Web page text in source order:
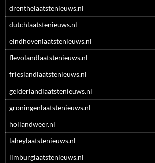
drenthelaatstenieuws.nl
dutchlaatstenieuws.nl
eindhovenlaatstenieuws.nl
flevolandlaatstenieuws.nl
frieslandlaatstenieuws.nl
gelderlandlaatstenieuws.nl
groningenlaatstenieuws.nl
hollandweer.nl
laheylaatstenieuws.nl
limburglaatstenieuws.nl